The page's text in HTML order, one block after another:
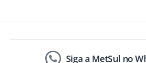
Siga a MetSul no